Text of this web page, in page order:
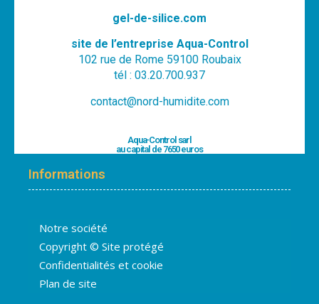
gel-de-silice.com
site de l’entreprise Aqua-Control
102 rue de Rome 59100 Roubaix
tél : 03.20.700.937
contact@nord-humidite.com
Aqua-Control sarl
au capital de 7650 euros
Informations
Notre société
Copyright © Site protégé
Confidentialités et cookie
Plan de site